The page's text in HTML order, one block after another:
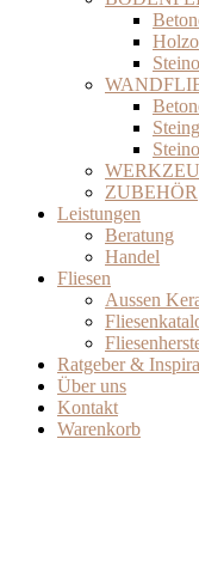
ZUBEHÖR
Leistungen
Beratung
Handel
Fliesen
Aussen
Ratgeber &
Über uns
Kontakt
Warenkorb